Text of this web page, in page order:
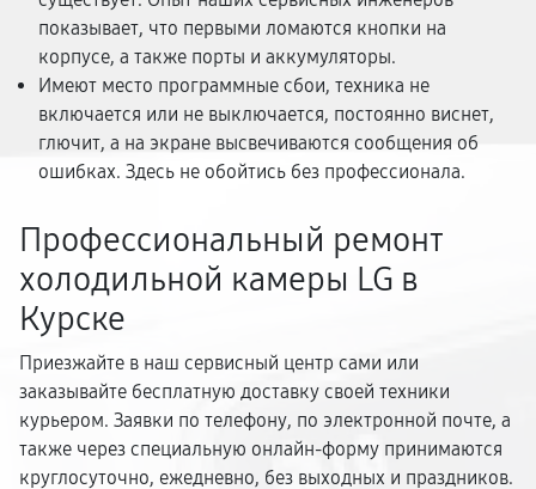
показывает, что первыми ломаются кнопки на
корпусе, а также порты и аккумуляторы.
Имеют место программные сбои, техника не
включается или не выключается, постоянно виснет,
глючит, а на экране высвечиваются сообщения об
ошибках. Здесь не обойтись без профессионала.
Профессиональный ремонт
холодильной камеры LG в
Курске
Приезжайте в наш сервисный центр сами или
заказывайте бесплатную доставку своей техники
курьером. Заявки по телефону, по электронной почте, а
также через специальную онлайн-форму принимаются
круглосуточно, ежедневно, без выходных и праздников.